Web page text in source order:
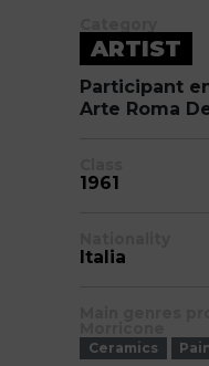
ARTIST
Participant
Arte Roma
1961
Italia
Ceramics